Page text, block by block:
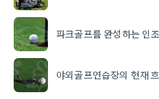
파크골프를 완성하는 인
야외골프연습장의 현재